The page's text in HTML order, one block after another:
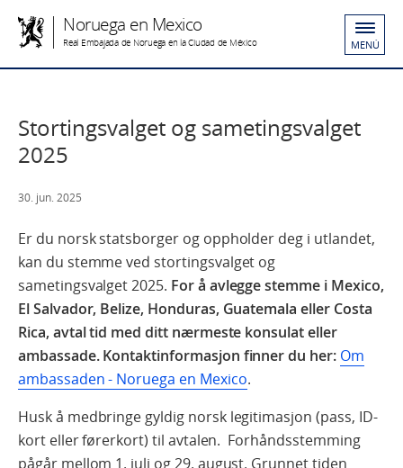
Noruega en Mexico
Real Embajada de Noruega en la Ciudad de México MENÚ
Stortingsvalget og sametingsvalget
2025
30. jun. 2025
Er du norsk statsborger og oppholder deg i utlandet,
kan du stemme ved stortingsvalget og
sametingsvalget 2025. For å avlegge stemme i Mexico,
El Salvador, Belize, Honduras, Guatemala eller Costa
Rica, avtal tid med ditt nærmeste konsulat eller
ambassade. Kontaktinformasjon finner du her: Om
ambassaden - Noruega en Mexico.
Husk å medbringe gyldig norsk legitimasjon (pass, ID-
kort eller førerkort) til avtalen. Forhåndsstemming
pågår mellom 1. juli og 29. august. Grunnet tiden